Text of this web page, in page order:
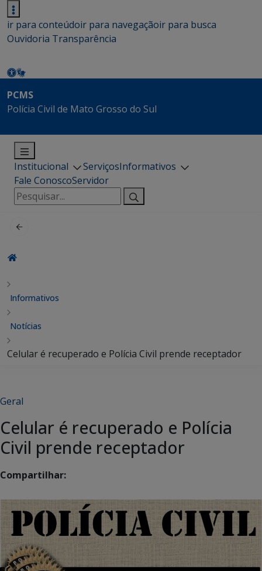
ir para conteúdoir para navegaçãoir para busca
Ouvidoria Transparência
PCMS
Polícia Civil de Mato Grosso do Sul
Institucional ServiçosInformativos
Fale ConoscoServidor
Pesquisar
por:
Informativos
Notícias
Celular é recuperado e Polícia Civil prende receptador
Geral
Celular é recuperado e Polícia
Civil prende receptador
Compartilhar: